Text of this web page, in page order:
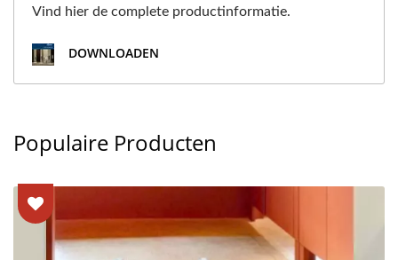
Vind hier de complete productinformatie.
DOWNLOADEN
Populaire Producten